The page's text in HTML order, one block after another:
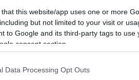
that this website/app uses one or more
but not limited to your visit or
to Google and its third-party tags to
consent section.
Data Processing Opt Outs